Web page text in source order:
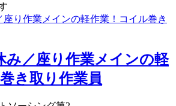
み／座り作業メインの軽
き取り作業員